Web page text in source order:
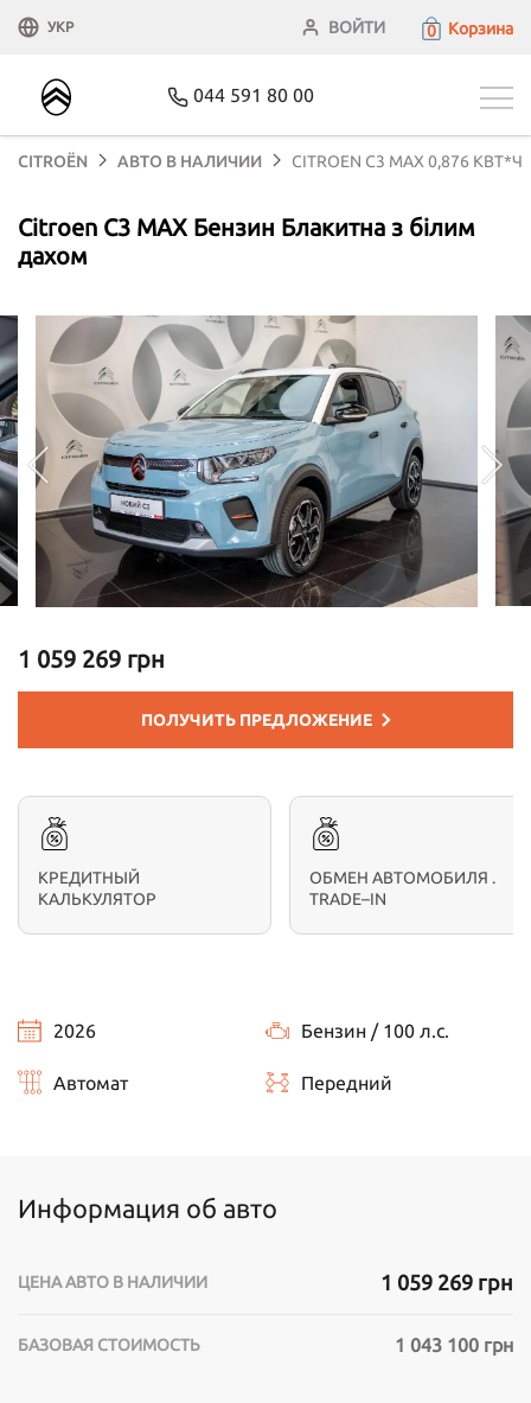
УКР ВОЙТИ 0 Корзина
044 591 80 00
CITROЁN АВТО В НАЛИЧИИ CITROEN C3 MAX 0,876 КВТ*Ч
Citroen C3 MAX Бензин Блакитна з білим
дахом
1 059 269 грн
ПОЛУЧИТЬ ПРЕДЛОЖЕНИЕ
КРЕДИТНЫЙ
КАЛЬКУЛЯТОР
ОБМЕН АВТОМОБИЛЯ .
TRADE–IN
2026 Бензин / 100 л.с.
Автомат Передний
Информация об авто
ЦЕНА АВТО В НАЛИЧИИ 1 059 269 грн
БАЗОВАЯ СТОИМОСТЬ 1 043 100 грн